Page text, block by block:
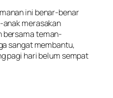
ini benar-benar
merasakan
bersama teman-
sangat membantu,
pagi hari belum sempat